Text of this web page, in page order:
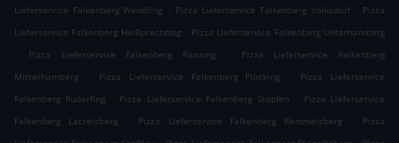
Lieferservice Falkenberg Wendling . Pizza Lieferservice Falkenberg Volksdorf . Pizza
Lieferservice Falkenberg Heißprechting . Pizza Lieferservice Falkenberg Unterhamberg
.
Pizza Lieferservice Falkenberg Ranzing .
Pizza Lieferservice Falkenberg
Mitterhamberg
. Pizza Lieferservice Falkenberg Plöcking .
Pizza Lieferservice
Falkenberg Ruderfing
. Pizza Lieferservice Falkenberg Stopfen . Pizza Lieferservice
Falkenberg Latzelsberg
. Pizza Lieferservice Falkenberg Remmelsberg .
Pizza